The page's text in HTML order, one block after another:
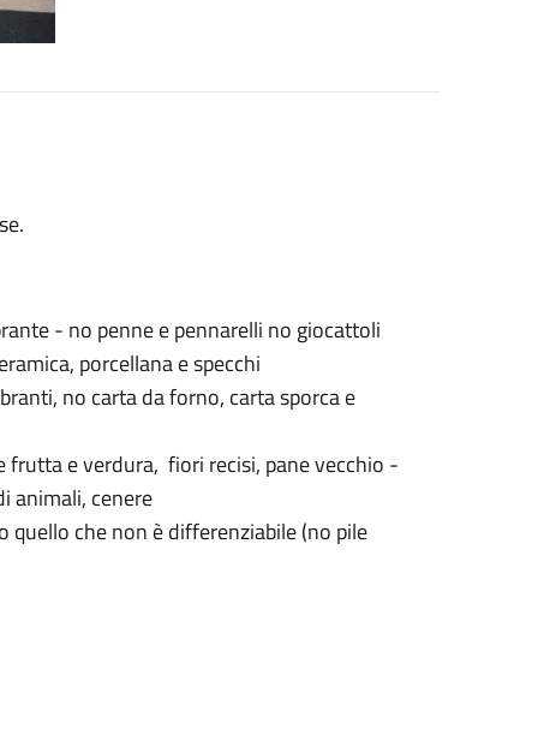
- no penne e pennarelli no giocattoli
porcellana e specchi
no carta da forno, carta sporca e
frutta e verdura, fiori recisi, pane vecchio -
animali, cenere
che non è differenziabile (no pile